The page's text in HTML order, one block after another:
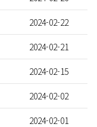
2024-02-22
2024-02-21
2024-02-15
2024-02-02
2024-02-01